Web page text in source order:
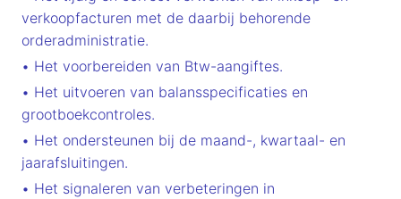
verkoopfacturen met de daarbij behorende
orderadministratie.
• Het voorbereiden van Btw-aangiftes.
• Het uitvoeren van balansspecificaties en
grootboekcontroles.
• Het ondersteunen bij de maand-, kwartaal- en
jaarafsluitingen.
• Het signaleren van verbeteringen in